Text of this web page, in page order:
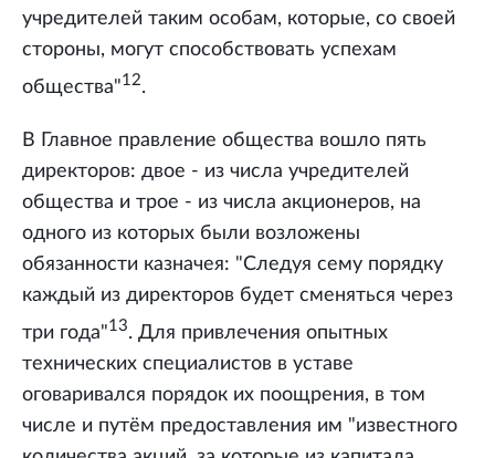
учредителей таким особам, которые, со своей
стороны, могут способствовать успехам
общества"12.
В Главное правление общества вошло пять
директоров: двое - из числа учредителей
общества и трое - из числа акционеров, на
одного из которых были возложены
обязанности казначея: "Следуя сему порядку
каждый из директоров будет сменяться через
три года"13. Для привлечения опытных
технических специалистов в уставе
оговаривался порядок их поощрения, в том
числе и путём предоставления им "известного